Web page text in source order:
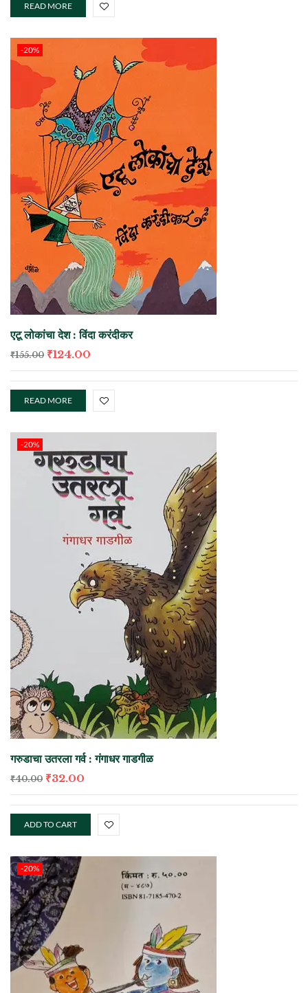
READ MORE
-20%
एटू लोकांचा देश : विंदा करंदीकर
₹155.00 ₹124.00
READ MORE
-20%
गरुडाचा उतरला गर्व : गंगाधर गाडगीळ
₹40.00 ₹32.00
ADD TO CART
-20%